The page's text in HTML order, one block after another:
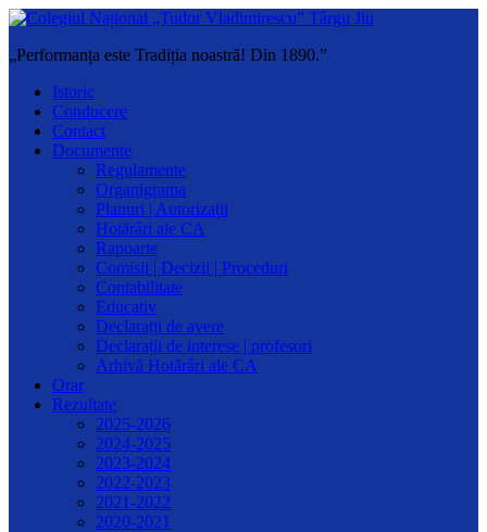
„Performanța este Tradiția noastră! Din 1890.”
Istoric
Conducere
Contact
Documente
Regulamente
Organigrama
Planuri | Autorizații
Hotărâri ale CA
Rapoarte
Comisii | Decizii | Proceduri
Contabilitate
Educativ
Declarații de avere
Declarații de interese | profesori
Arhivă Hotărâri ale CA
Orar
Rezultate
2025-2026
2024-2025
2023-2024
2022-2023
2021-2022
2020-2021